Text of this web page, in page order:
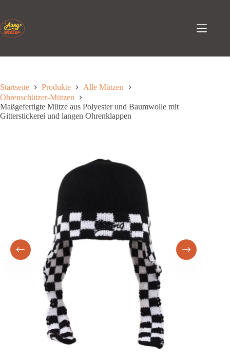
springen
Startseite Produkte
Alle Mützen
Ohrenschützer-Mützen
Maßgefertigte Mütze aus Polyester und Baumwolle mit
Gitterstickerei und langen Ohrenklappen